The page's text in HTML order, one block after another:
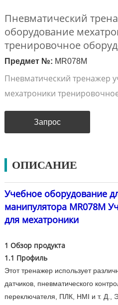
Пневматический
оборудование
тренировочное
Предмет №: MR078M
Пневматический тренажер
мехатроники
Запрос
ОПИСАНИЕ
Учебное оборудование
манипулятора MR078M
для мехатроники
1 Обзор продукта
1.1 Профиль
Этот тренажер использует
датчиков, пневматического
переключателя, ПЛК, HMI и т. Д.,